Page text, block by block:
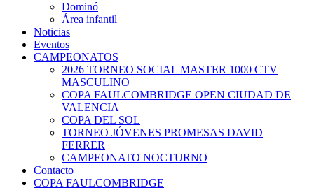
Dominó
Área infantil
Noticias
Eventos
CAMPEONATOS
2026 TORNEO SOCIAL MASTER 1000 CTV
MASCULINO
COPA FAULCOMBRIDGE OPEN CIUDAD DE
VALENCIA
COPA DEL SOL
TORNEO JÓVENES PROMESAS DAVID
FERRER
CAMPEONATO NOCTURNO
Contacto
COPA FAULCOMBRIDGE